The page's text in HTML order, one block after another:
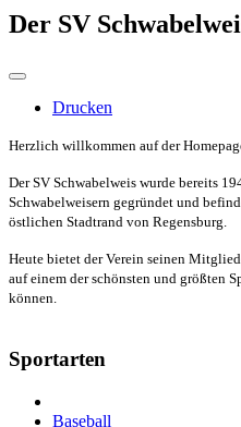
Der SV
Drucken
Herzlich willkommen auf der
Der SV Schwabelweis wurde bereits
Schwabelweisern gegründet und
östlichen Stadtrand von Regensburg.
Heute bietet der Verein seinen
auf einem der schönsten und größten
können.
Sportarten
Baseball